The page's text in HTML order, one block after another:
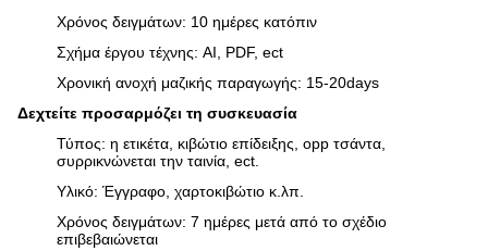
Χρόνος δειγμάτων: 10 ημέρες κατόπιν
Σχήμα έργου τέχνης: AI, PDF, ect
Χρονική ανοχή μαζικής παραγωγής: 15-20days
Δεχτείτε προσαρμόζει τη συσκευασία
Τύπος: η ετικέτα, κιβώτιο επίδειξης, opp τσάντα,
συρρικνώνεται την ταινία, ect.
Υλικό: Έγγραφο, χαρτοκιβώτιο κ.λπ.
Χρόνος δειγμάτων: 7 ημέρες μετά από το σχέδιο
επιβεβαιώνεται